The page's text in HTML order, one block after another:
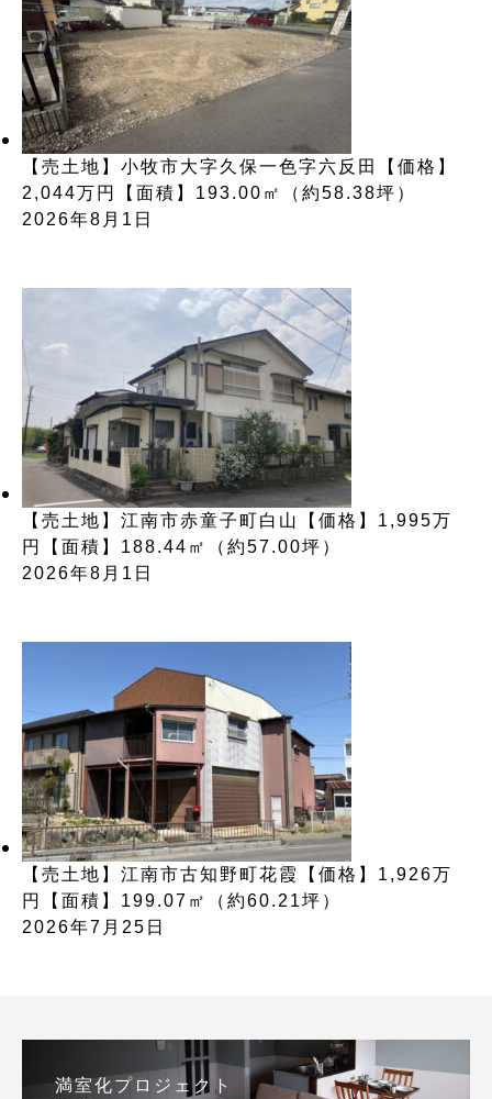
【売土地】小牧市大字久保一色字六反田【価格】
2,044万円【面積】193.00㎡（約58.38坪）
2026年8月1日
【売土地】江南市赤童子町白山【価格】1,995万
円【面積】188.44㎡（約57.00坪）
2026年8月1日
【売土地】江南市古知野町花霞【価格】1,926万
円【面積】199.07㎡（約60.21坪）
2026年7月25日
満室化プロジェクト